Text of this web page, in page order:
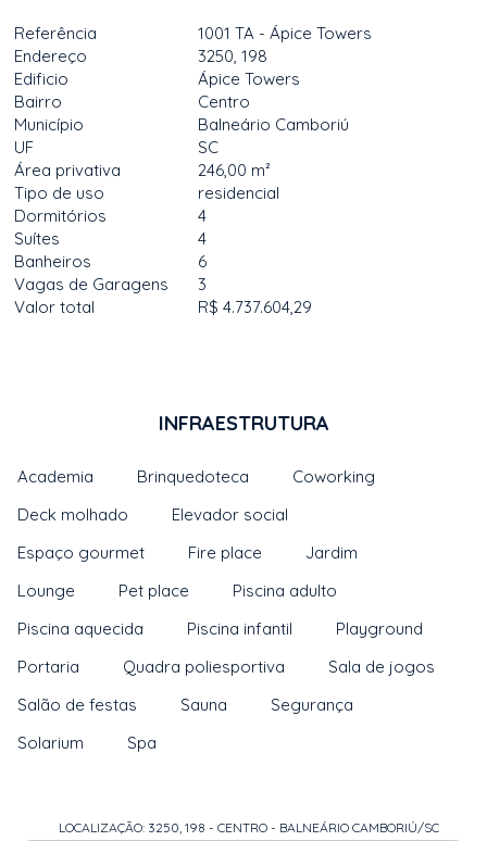
Referência
1001 TA - Ápice Towers
Endereço
3250, 198
Edificio
Ápice Towers
Bairro
Centro
Município
Balneário Camboriú
UF
SC
Área privativa
246,00 m²
Tipo de uso
residencial
Dormitórios
4
Suítes
4
Banheiros
6
Vagas de Garagens
3
Valor total
R$ 4.737.604,29
INFRAESTRUTURA
Academia Brinquedoteca
Coworking
Deck molhado
Elevador social
Espaço gourmet
Fire place
Jardim
Lounge
Pet place
Piscina adulto
Piscina aquecida
Piscina infantil
Playground
Portaria
Quadra poliesportiva
Sala de jogos
Salão de festas
Sauna
Segurança
Solarium
Spa
LOCALIZAÇÃO: 3250, 198 - CENTRO - BALNEÁRIO CAMBORIÚ/SC